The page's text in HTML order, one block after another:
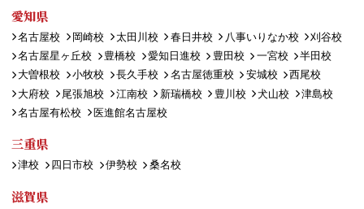
愛知県
名古屋校 岡崎校 太田川校 春日井校 八事いりなか校
刈谷校
名古屋星ヶ丘校
豊橋校 愛知日進校 豊田校 一宮校
半田校
大曽根校
小牧校 長久手校 名古屋徳重校 安城校
西尾校
大府校
尾張旭校 江南校 新瑞橋校 豊川校 犬山校
津島校
名古屋有松校
医進館名古屋校
三重県
津校 四日市校 伊勢校 桑名校
滋賀県